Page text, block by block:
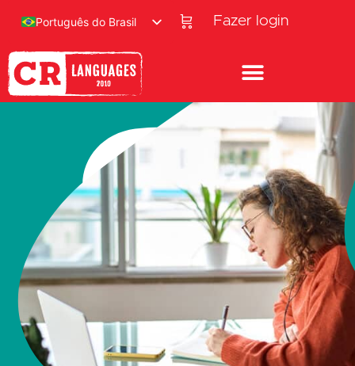
Fazer login
Português do Brasil